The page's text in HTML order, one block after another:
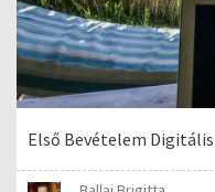
Első Bevételem